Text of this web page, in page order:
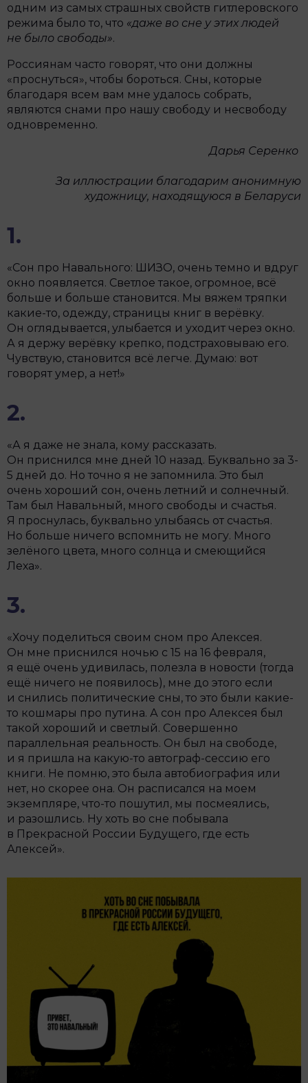
одним из самых страшных свойств гитлеровского
режима было то, что «даже во сне у этих людей
не было свободы».
Россиянам часто говорят, что они должны
«проснуться», чтобы бороться. Сны, которые
благодаря всем вам мне удалось собрать,
являются снами про нашу свободу и несвободу
одновременно.
Дарья Серенко
За иллюстрации благодарим анонимную
художницу, находящуюся в Беларуси
1.
«Сон про Навального: ШИЗО, очень темно и вдруг
окно появляется. Светлое такое, огромное, всё
больше и больше становится. Мы вяжем тряпки
какие-то, одежду, страницы книг в верёвку.
Он оглядывается, улыбается и уходит через окно.
А я держу верёвку крепко, подстраховываю его.
Чувствую, становится всё легче. Думаю: вот
говорят умер, а нет!»
2.
«А я даже не знала, кому рассказать.
Он приснился мне дней 10 назад. Буквально за 3-
5 дней до. Но точно я не запомнила. Это был
очень хороший сон, очень летний и солнечный.
Там был Навальный, много свободы и счастья.
Я проснулась, буквально улыбаясь от счастья.
Но больше ничего вспомнить не могу. Много
зелёного цвета, много солнца и смеющийся
Леха».
3.
«Хочу поделиться своим сном про Алексея.
Он мне приснился ночью с 15 на 16 февраля,
я ещё очень удивилась, полезла в новости (тогда
ещё ничего не появилось), мне до этого если
и снились политические сны, то это были какие-
то кошмары про путина. А сон про Алексея был
такой хороший и светлый. Совершенно
параллельная реальность. Он был на свободе,
и я пришла на какую-то автограф-сессию его
книги. Не помню, это была автобиография или
нет, но скорее она. Он расписался на моем
экземпляре, что-то пошутил, мы посмеялись,
и разошлись. Ну хоть во сне побывала
в Прекрасной России Будущего, где есть
Алексей».